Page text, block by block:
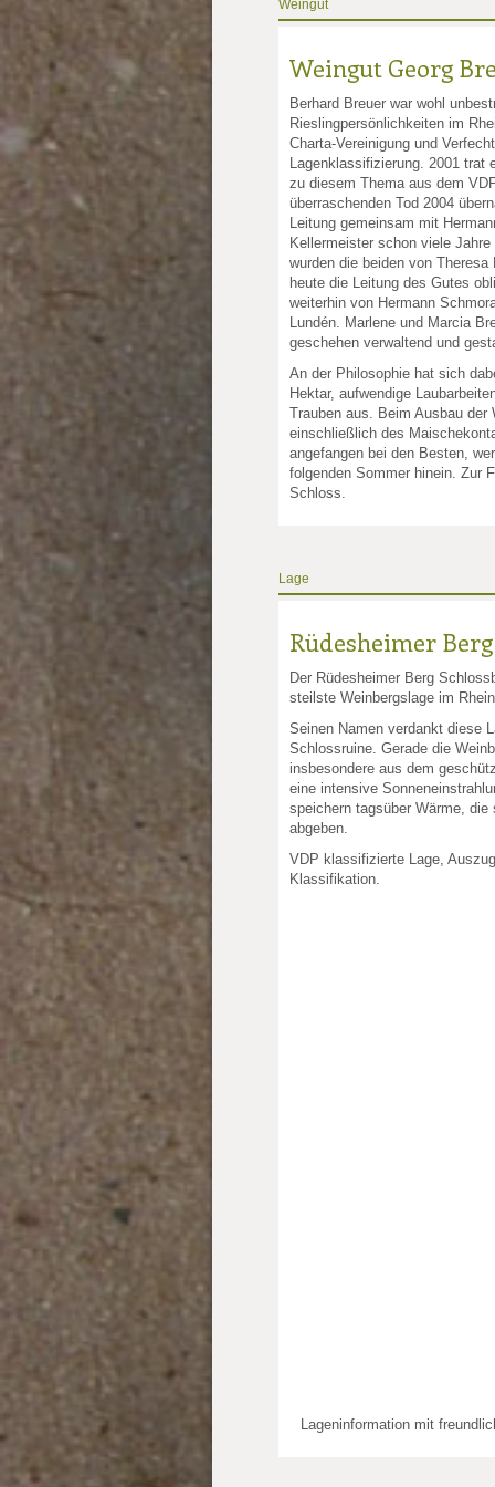
Weingut
Weingut Georg
Berhard Breuer war wohl
Rieslingpersönlichkeiten im
Charta-Vereinigung und
Lagenklassifizierung. 2001 trat
zu diesem Thema aus dem
überraschenden Tod 2004
Leitung gemeinsam mit
Kellermeister schon viele
wurden die beiden von
heute die Leitung des Gutes
weiterhin von Hermann
Lundén. Marlene und Marcia
geschehen verwaltend und
An der Philosophie hat sich
Hektar, aufwendige
Trauben aus. Beim Ausbau
einschließlich des
angefangen bei den Besten,
folgenden Sommer hinein. Zur
Schloss.
Lage
Rüdesheimer
Der Rüdesheimer Berg
steilste Weinbergslage im
Seinen Namen verdankt diese
Schlossruine. Gerade die
insbesondere aus dem
eine intensive
speichern tagsüber Wärme,
abgeben.
VDP klassifizierte Lage,
Klassifikation.
Lageninformation mit